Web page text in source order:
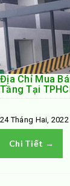
Địa Chỉ Mua
Tầng Tại
24 Tháng Hai, 2022
Chi Tiết →